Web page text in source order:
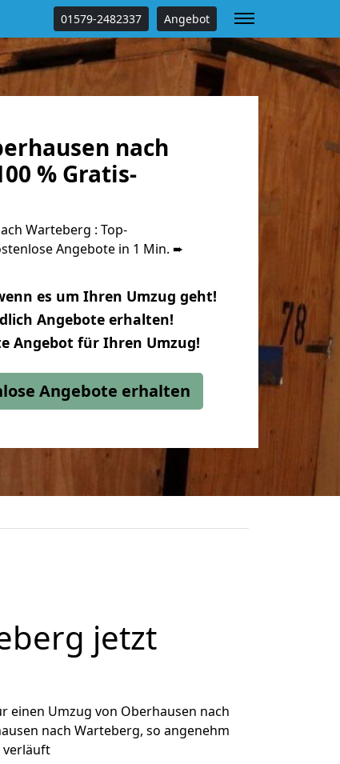
01579-2482337 Angebot
nach
% Gratis-
Warteberg : Top-
Angebote in 1 Min. ➨
es um Ihren Umzug geht!
Angebote erhalten!
Angebot für Ihren Umzug!
Angebote erhalten
jetzt
einen Umzug von Oberhausen nach
nach Warteberg, so angenehm
verläuft